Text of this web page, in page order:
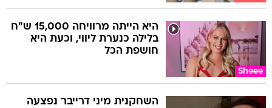
Sheee
היא הייתה מרוויחה 15,000 ש"ח
בלילה כנערת ליווי, וכעת היא
חושפת הכל
השחקנית מיני דרייבר נפצעה